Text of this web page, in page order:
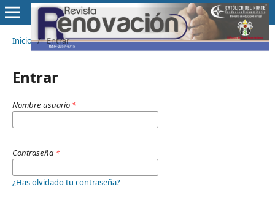
Inicio / Entrar
Entrar
Nombre usuario *
Contraseña *
¿Has olvidado tu contraseña?